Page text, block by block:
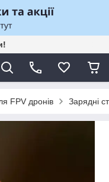
FPV дронів Зарядні